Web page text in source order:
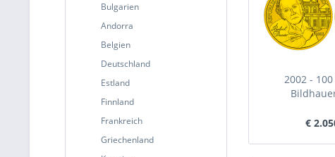
Bulgarien
Andorra
Belgien
Deutschland
Estland
Finnland
Frankreich
Griechenland
2002 -
€